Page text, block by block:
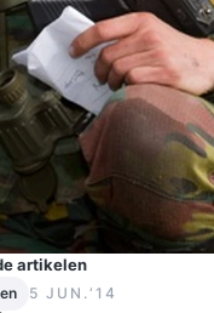
artikelen
5 JUN.‘14